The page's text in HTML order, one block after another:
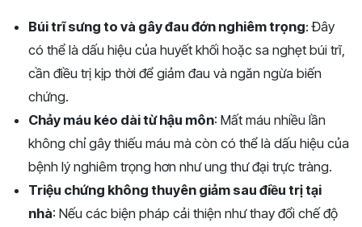
Búi trĩ sưng to và gây đau đớn nghiêm trọng: Đây
có thể là dấu hiệu của huyết khối hoặc sa nghẹt búi trĩ,
cần điều trị kịp thời để giảm đau và ngăn ngừa biến
chứng.
Chảy máu kéo dài từ hậu môn: Mất máu nhiều lần
không chỉ gây thiếu máu mà còn có thể là dấu hiệu của
bệnh lý nghiêm trọng hơn như ung thư đại trực tràng.
Triệu chứng không thuyên giảm sau điều trị tại
nhà: Nếu các biện pháp cải thiện như thay đổi chế độ